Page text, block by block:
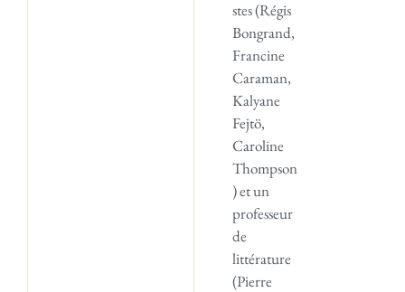
stes (Régis
Bongrand,
Francine
Caraman,
Kalyane
Fejtö,
Caroline
Thompson
) et un
professeur
de
littérature
(Pierre